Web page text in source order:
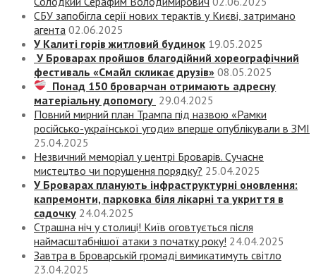
СБУ запобігла серії нових терактів у Києві, затримано
агента 02.06.2025
У Калиті горів житловий будинок 19.05.2025
У Броварах пройшов благодійний хореографічний
фестиваль «Смайл скликає друзів» 08.05.2025
Понад 150 броварчан отримають адресну
матеріальну допомогу 29.04.2025
Повний мирний план Трампа під назвою «‎Рамки
російсько-української угоди» вперше опублікували в ЗМІ
25.04.2025
Незвичний меморіал у центрі Броварів. Сучасне
мистецтво чи порушення порядку? 25.04.2025
У Броварах планують інфраструктурні оновлення:
капремонти, парковка біля лікарні та укриття в
садочку 24.04.2025
Страшна ніч у столиці! Київ оговтується після
наймасштабнішої атаки з початку року! 24.04.2025
Завтра в Броварській громаді вимикатимуть світло
23.04.2025